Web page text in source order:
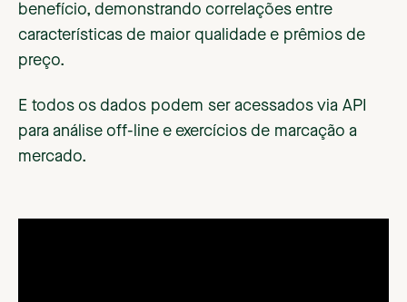
benefício, demonstrando correlações entre
características de maior qualidade e prêmios de
preço.
E todos os dados podem ser acessados via API
para análise off-line e exercícios de marcação a
mercado.